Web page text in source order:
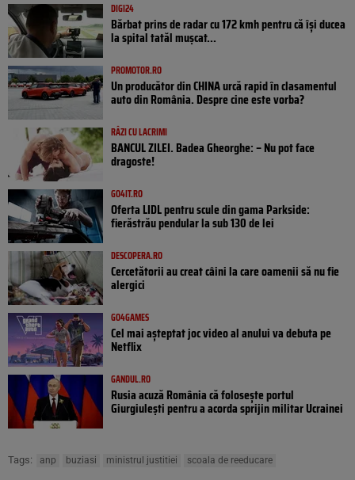
DIGI24
Bărbat prins de radar cu 172 kmh pentru că își ducea
la spital tatăl muşcat...
PROMOTOR.RO
Un producător din CHINA urcă rapid în clasamentul
auto din România. Despre cine este vorba?
RÂZI CU LACRIMI
BANCUL ZILEI. Badea Gheorghe: – Nu pot face
dragoste!
GO4IT.RO
Oferta LIDL pentru scule din gama Parkside:
fierăstrău pendular la sub 130 de lei
DESCOPERA.RO
Cercetătorii au creat câini la care oamenii să nu fie
alergici
GO4GAMES
Cel mai așteptat joc video al anului va debuta pe
Netflix
GANDUL.RO
Rusia acuză România că folosește portul
Giurgiulești pentru a acorda sprijin militar Ucrainei
Tags: anp buziasi ministrul justitiei scoala de reeducare